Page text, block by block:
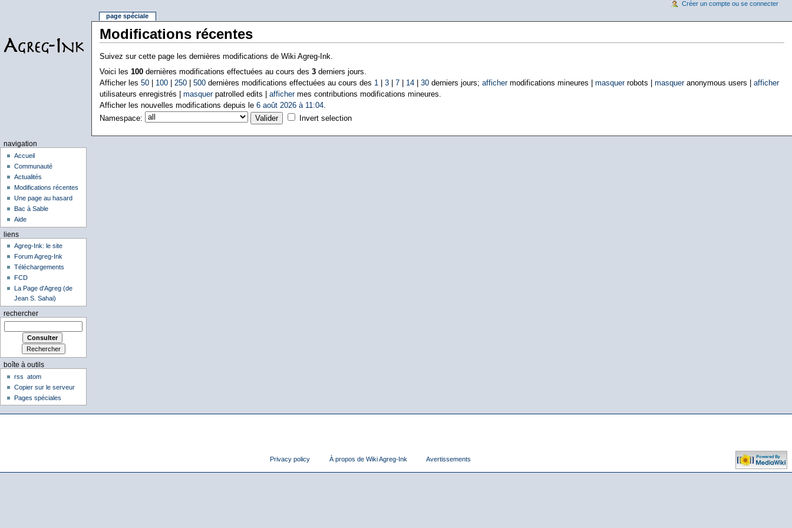
Modifications récentes
Suivez sur cette page les dernières modifications de Wiki Agreg-Ink.
Voici les 100dernières modifications effectuées au cours des 3derniers jours.
Afficher les 50| 100| 250| 500dernières modifications effectuées au cours des 1 3| 7| 14| 30derniers jours; affichermodifications mineures | masquerrobots | masqueranonymous users | afficher
utilisateurs enregistrés | masquerpatrolled edits | affichermes contributions modifications mineures.
Afficher les nouvelles modifications depuis le 6 août 2026 à 11:04.
Namespace:
Invert selection
page spéciale
Créer un compte ou se connecter
navigation
Accueil
Communauté
Actualités
Modifications récentes
Une page au hasard
Bac à Sable
Aide
liens
Agreg-Ink: le site
Forum Agreg-Ink
Téléchargements
FCD
La Page d'Agreg (de
Jean S. Sahai)
rechercher
boîte à outils
rss
atom
Copier sur le serveur
Pages spéciales
Privacy policy À propos de Wiki Agreg-Ink Avertissements